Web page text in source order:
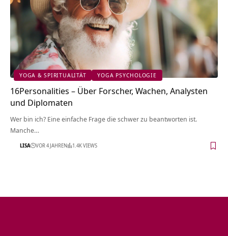
YOGA & SPIRITUALITÄT YOGA PSYCHOLOGIE
16Personalities – Über Forscher, Wachen, Analysten
und Diplomaten
Wer bin ich? Eine einfache Frage die schwer zu beantworten ist.
Manche…
LISA VOR 4 JAHREN 1.4K VIEWS